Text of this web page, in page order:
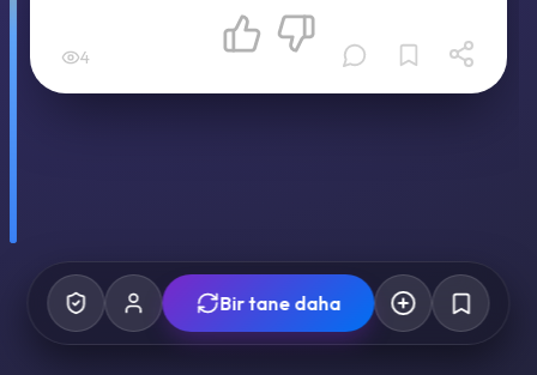
4
Bir tane daha